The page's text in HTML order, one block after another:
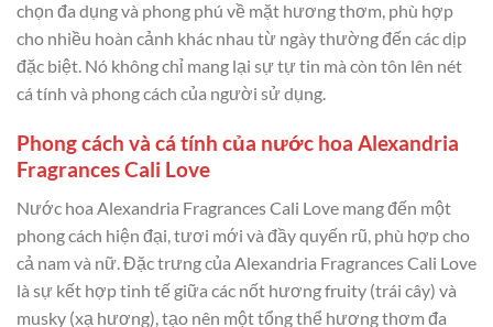
chọn đa dụng và phong phú về mặt hương thơm, phù hợp
cho nhiều hoàn cảnh khác nhau từ ngày thường đến các dịp
đặc biệt. Nó không chỉ mang lại sự tự tin mà còn tôn lên nét
cá tính và phong cách của người sử dụng.
Phong cách và cá tính của nước hoa Alexandria
Fragrances Cali Love
Nước hoa Alexandria Fragrances Cali Love mang đến một
phong cách hiện đại, tươi mới và đầy quyến rũ, phù hợp cho
cả nam và nữ. Đặc trưng của Alexandria Fragrances Cali Love
là sự kết hợp tinh tế giữa các nốt hương fruity (trái cây) và
musky (xạ hương), tạo nên một tổng thể hương thơm đa